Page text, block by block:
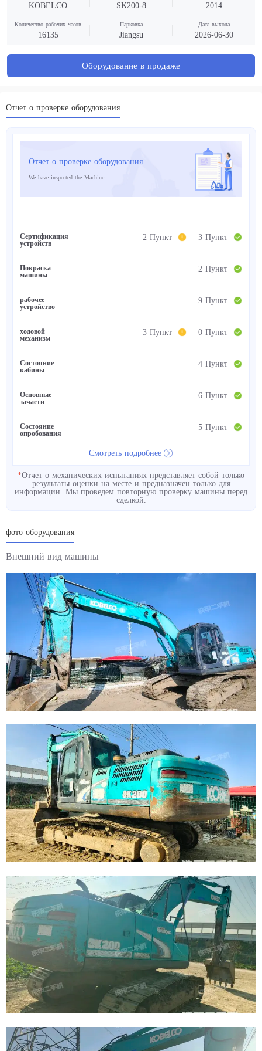
KOBELCO SK200-8 2014
Количество рабочих часов
16135
Парковка
Jiangsu
Дата выхода
2026-06-30
Оборудование в продаже
Отчет о проверке оборудования
Отчет о проверке оборудования
We have inspected the Machine.
Сертификация
устройств
3 Пункт
2 Пункт
Покраска
машины
2 Пункт
рабочее
устройство
9 Пункт
ходовой
механизм
0 Пункт
3 Пункт
Состояние
кабины
4 Пункт
Основные
зачасти
6 Пункт
Состояние
опробования
5 Пункт
Смотреть подробнее
*Отчет о механических испытаниях представляет собой только
результаты оценки на месте и предназначен только для
информации. Мы проведем повторную проверку машины перед
сделкой.
фото оборудования
Внешний вид машины